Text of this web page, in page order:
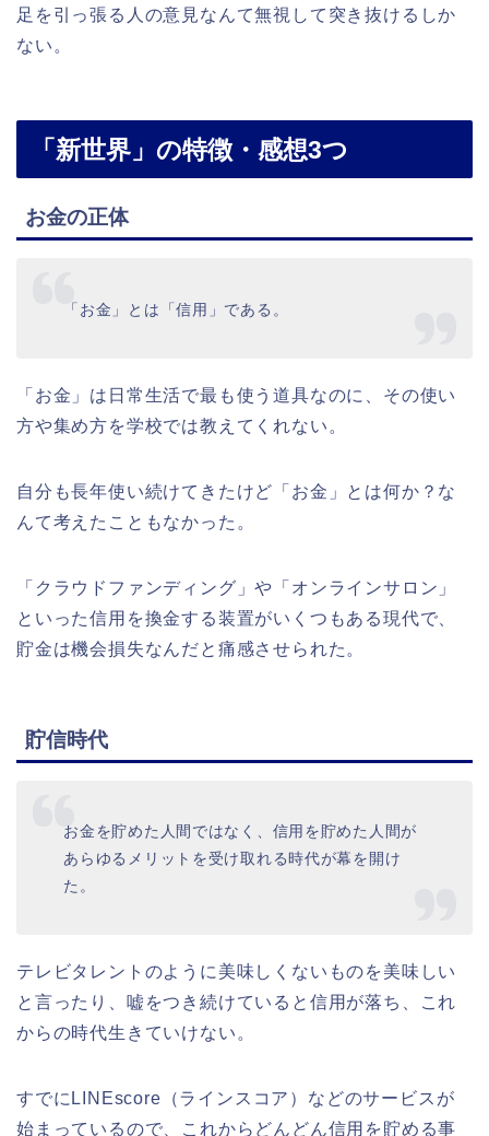
足を引っ張る人の意見なんて無視して突き抜けるしか
ない。
「新世界」の特徴・感想3つ
お金の正体
「お金」とは「信用」である。
「お金」は日常生活で最も使う道具なのに、その使い
方や集め方を学校では教えてくれない。
自分も長年使い続けてきたけど「お金」とは何か？な
んて考えたこともなかった。
「クラウドファンディング」や「オンラインサロン」
といった信用を換金する装置がいくつもある現代で、
貯金は機会損失なんだと痛感させられた。
貯信時代
お金を貯めた人間ではなく、信用を貯めた人間が
あらゆるメリットを受け取れる時代が幕を開け
た。
テレビタレントのように美味しくないものを美味しい
と言ったり、嘘をつき続けていると信用が落ち、これ
からの時代生きていけない。
すでにLINEscore（ラインスコア）などのサービスが
始まっているので、これからどんどん信用を貯める事